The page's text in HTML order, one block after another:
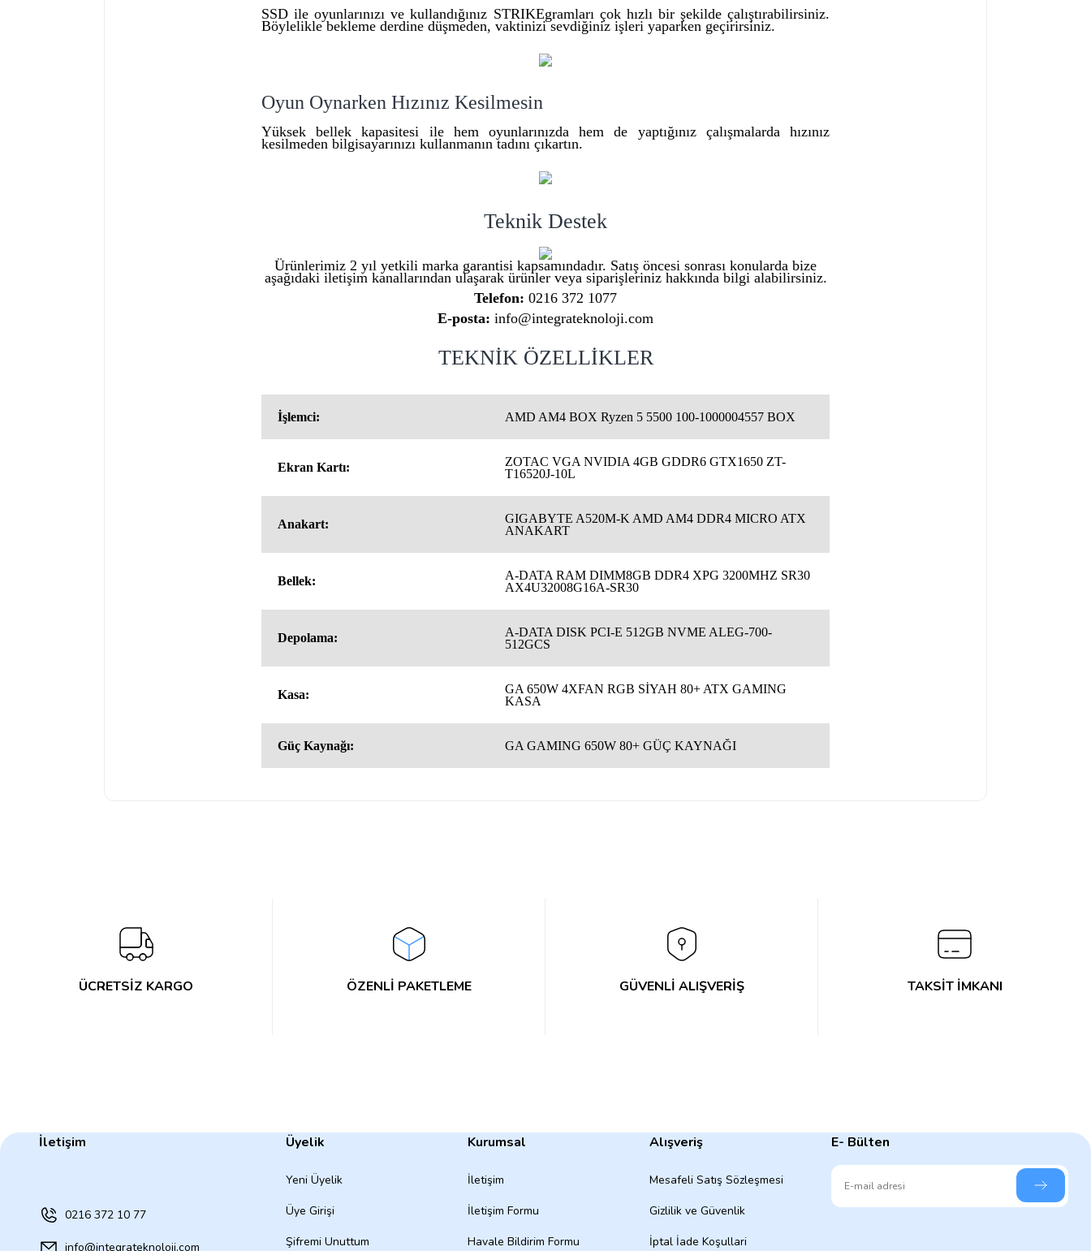
SSD ile oyunlarınızı ve kullandığınız STRIKEgramları çok hızlı bir şekilde çalıştırabilirsiniz.
Böylelikle bekleme derdine düşmeden, vaktinizi sevdiğiniz işleri yaparken geçirirsiniz.
Oyun Oynarken Hızınız Kesilmesin
Yüksek bellek kapasitesi ile hem oyunlarınızda hem de yaptığınız çalışmalarda hızınız
kesilmeden bilgisayarınızı kullanmanın tadını çıkartın.
Teknik Destek
Ürünlerimiz 2 yıl yetkili marka garantisi kapsamındadır. Satış öncesi sonrası konularda bize
aşağıdaki iletişim kanallarından ulaşarak ürünler veya siparişleriniz hakkında bilgi alabilirsiniz.
Telefon: 0216 372 1077
E-posta: info@integrateknoloji.com
TEKNİK ÖZELLİKLER
İşlemci: AMD AM4 BOX Ryzen 5 5500 100-1000004557 BOX
Ekran Kartı:
ZOTAC VGA NVIDIA 4GB GDDR6 GTX1650 ZT-
T16520J-10L
Anakart:
GIGABYTE A520M-K AMD AM4 DDR4 MICRO ATX
ANAKART
Bellek:
A-DATA RAM DIMM8GB DDR4 XPG 3200MHZ SR30
AX4U32008G16A-SR30
Depolama:
A-DATA DISK PCI-E 512GB NVME ALEG-700-
512GCS
Kasa:
GA 650W 4XFAN RGB SİYAH 80+ ATX GAMING
KASA
Güç Kaynağı: GA GAMING 650W 80+ GÜÇ KAYNAĞI
ÜCRETSİZ KARGO ÖZENLİ PAKETLEME GÜVENLİ ALIŞVERİŞ TAKSİT İMKANI
İletişim
0216 372 10 77
info@integrateknoloji.com
Üyelik
Yeni Üyelik
Üye Girişi
Şifremi Unuttum
Kurumsal
İletişim
İletişim Formu
Havale Bildirim Formu
Alışveriş
Mesafeli Satış Sözleşmesi
Gizlilik ve Güvenlik
İptal İade Koşullari
E- Bülten